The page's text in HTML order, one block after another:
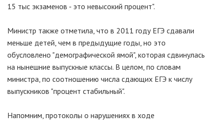
15 тыс экзаменов - это невысокий процент".
Министр также отметила, что в 2011 году ЕГЭ сдавали
меньше детей, чем в предыдущие годы, но это
обусловлено "демографической ямой", которая сдвинулась
на нынешние выпускные классы. В целом, по словам
министра, по соотношению числа сдающих ЕГЭ к числу
выпускников "процент стабильный".
Напомним, протоколы о нарушениях в ходе